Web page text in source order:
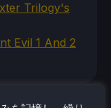
Trilogy's
Evil 1 And 2